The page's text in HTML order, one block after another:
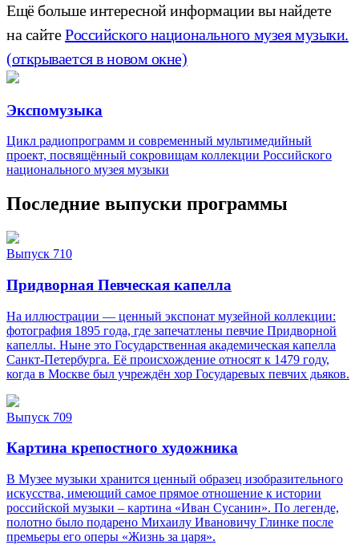
Ещё больше интересной информации вы найдете
на сайтеРоссийского национального музея музыки.
(открывается в новом окне)
Экспомузыка
Цикл радиопрограмм и современный мультимедийный
проект, посвящённый сокровищам коллекции Российского
национального музея музыки
Последние выпуски программы
Выпуск 710
Придворная Певческая капелла
На иллюстрации — ценный экспонат музейной коллекции:
фотография 1895 года, где запечатлены певчие Придворной
капеллы. Ныне это Государственная академическая капелла
Санкт‑Петербурга. Её происхождение относят к 1479 году,
когда в Москве был учреждён хор Государевых певчих дьяков.
Выпуск 709
Картина крепостного художника
В Музее музыки хранится ценный образец изобразительного
искусства, имеющий самое прямое отношение к истории
российской музыки – картина «Иван Сусанин». По легенде,
полотно было подарено Михаилу Ивановичу Глинке после
премьеры его оперы «Жизнь за царя».